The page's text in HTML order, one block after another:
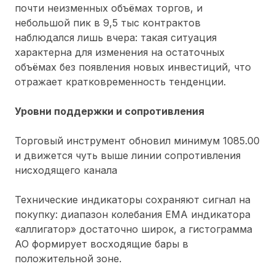
почти неизменных объёмах торгов, и
небольшой пик в 9,5 тыс контрактов
наблюдался лишь вчера: такая ситуация
характерна для изменения на остаточных
объёмах без появления новых инвестиций, что
отражает кратковременность тенденции.
Уровни поддержки и сопротивления
Торговый инструмент обновил минимум 1085.00
и движется чуть выше линии сопротивления
нисходящего канала
Технические индикаторы сохраняют сигнал на
покупку: диапазон колебания ЕМА индикатора
«аллигатор» достаточно широк, а гистограмма
АО формирует восходящие бары в
положительной зоне.